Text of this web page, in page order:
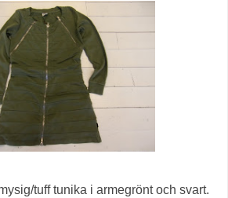
tuff tunika i armegrönt och svart.